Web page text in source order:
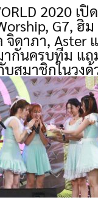
2020 เ
G7, ฮิม
จิดาภา, Aster
ากันครบทีม แถ
บสมาชิกในวงด้